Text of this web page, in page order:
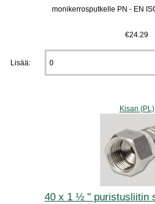
monikerrosputkelle PN - EN
€24.29
Lisää:
Kisan (PL)
40 x 1 ½ " puristusliitin